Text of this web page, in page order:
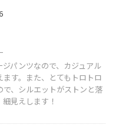
ジパンツなので、カジュアル
ます。また、とてもトロトロ
で、シルエットがストンと落
見えします！